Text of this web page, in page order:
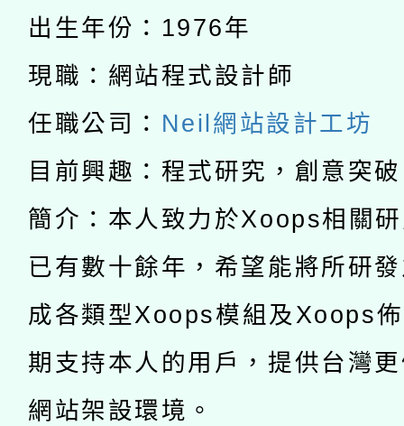
招)
本館辦理115年度閱讀
暨閱讀推動專業研習
科技賦能─人工智慧
礎課程
A3數位素養講師名單
「數位內容與教學軟體
pilot」
有關大陸委員會函釋公
薪期間赴陸應申請許可
轉知經濟部水利署委託
業技術研究院辦理「
用水績優單位及節水達
動」
115年8月22日(星期六
桃園市孔廟祈福系列
開 智慧啟航」
2026年桃園地景藝術
出生年份：1976年
現職：網站程式設計師
任職公司： Neil網站設計工坊
目前興趣：程式研究，創意突
簡介：本人致力於Xoops相關
已有數十餘年，希望能將所研
成各類型Xoops模組及Xoops
期支持本人的用戶，提供台灣
網站架設環境。